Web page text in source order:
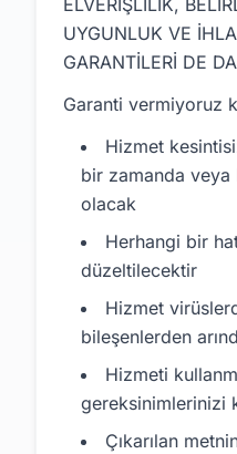
ELVERİŞLİLİK,
UYGUNLUK VE
GARANTİLERİ DE
Garanti vermiyoruz
Hizmet
bir zamanda veya
olacak
Herhangi bir
düzeltilecektir
Hizmet
bileşenlerden
Hizmeti
gereksinimlerinizi
Çıkarılan